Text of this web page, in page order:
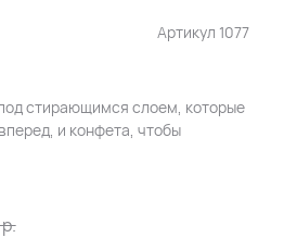
Артикул 1077
стирающимся слоем, которые
и конфета, чтобы